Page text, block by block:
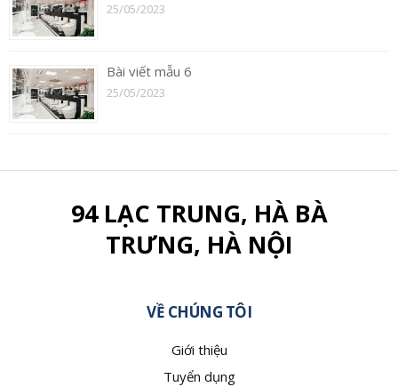
25/05/2023
Bài viết mẫu 6
25/05/2023
94 LẠC TRUNG, HÀ BÀ
TRƯNG, HÀ NỘI
VỀ CHÚNG TÔI
Giới thiệu
Tuyển dụng